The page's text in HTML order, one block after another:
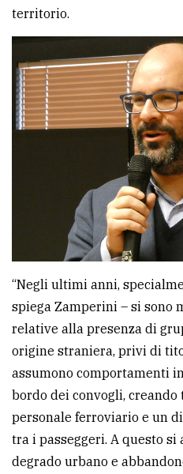
policy
Cookie
policy
territorio.
“Negli ultimi anni,
spiega Zamperini – si sono
relative alla presenza di
origine straniera, privi di
assumono comportamenti
bordo dei convogli,
personale ferroviario e un
tra i passeggeri. A questo
degrado urbano e